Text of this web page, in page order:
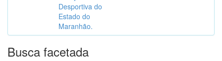
Desportiva do
Estado do
Maranhão.
Busca facetada